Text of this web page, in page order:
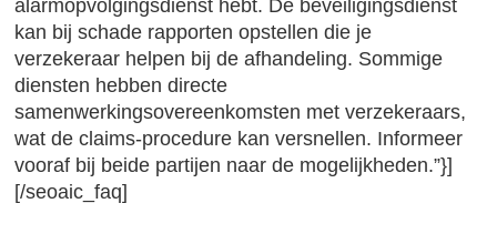
alarmopvolgingsdienst hebt. De beveiligingsdienst
kan bij schade rapporten opstellen die je
verzekeraar helpen bij de afhandeling. Sommige
diensten hebben directe
samenwerkingsovereenkomsten met verzekeraars,
wat de claims-procedure kan versnellen. Informeer
vooraf bij beide partijen naar de mogelijkheden.”}]
[/seoaic_faq]